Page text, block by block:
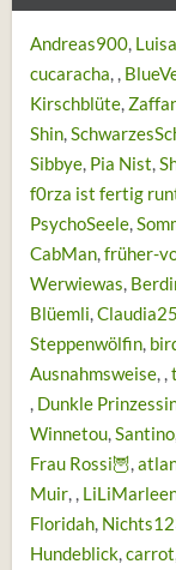
Andreas900
cucaracha
Kirschblüte
Shin
Sibbye Pia Nist
f0rza ist fertig
PsychoSeele
CabMan früher-
Werwiewas
Blüemli
Steppenwölfin
Ausnahmsweise
Dunkle
Winnetou Santino
Frau Rossi🦉
Muir
Floridah
Hundeblick carrot